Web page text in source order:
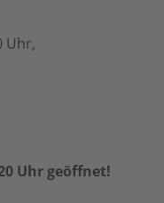
Uhr,
Uhr geöffnet!